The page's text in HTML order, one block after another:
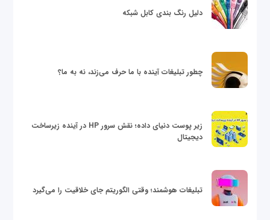
دلیل رنگ بندی کابل شبکه
چطور تبلیغات آینده با ما حرف می‌زند، نه به ما؟
زیر پوست دنیای داده؛ نقش سرور HP در آینده زیرساخت
دیجیتال
تبلیغات هوشمند؛ وقتی الگوریتم جای خلاقیت را می‌گیرد